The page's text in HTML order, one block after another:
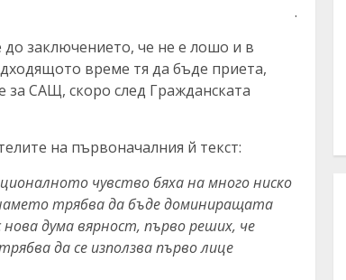
.
до заключението, че не е лошо и в
време тя да бъде приета,
за САЩ, скоро след Гражданската
на първоначалния й текст:
чувство бяха на много ниско
трябва да бъде доминиращата
дума вярност, първо реших, че
да се използва първо лице